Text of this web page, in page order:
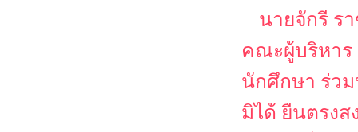
นายจักรี ร
คณะผู้บริหาร
นักศึกษา ร่ว
มิได้ ยืนตรงส